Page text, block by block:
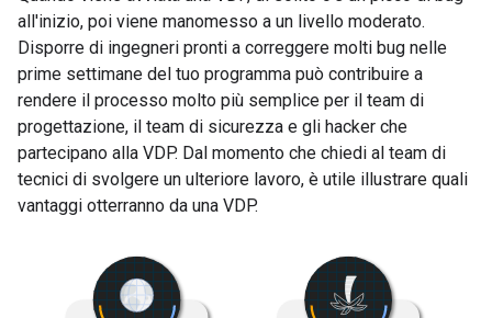
all'inizio, poi viene manomesso a un livello moderato.
Disporre di ingegneri pronti a correggere molti bug nelle
prime settimane del tuo programma può contribuire a
rendere il processo molto più semplice per il team di
progettazione, il team di sicurezza e gli hacker che
partecipano alla VDP. Dal momento che chiedi al team di
tecnici di svolgere un ulteriore lavoro, è utile illustrare quali
vantaggi otterranno da una VDP.